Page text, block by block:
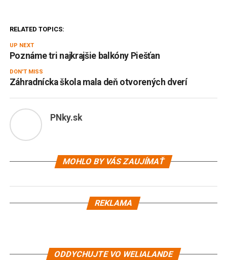
RELATED TOPICS:
UP NEXT
Poznáme tri najkrajšie balkóny Piešťan
DON'T MISS
Záhradnícka škola mala deň otvorených dverí
PNky.sk
MOHLO BY VÁS ZAUJÍMAŤ
REKLAMA
ODDYCHUJTE VO WELIALANDE